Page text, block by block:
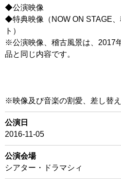
◆公演映像
◆特典映像（NOW ON STAGE
ト）
※公演映像、稽古風景は、2017
品と同じ内容です。
※映像及び音楽の割愛、差し替え
公演日
2016-11-05
公演会場
シアター・ドラマシィ